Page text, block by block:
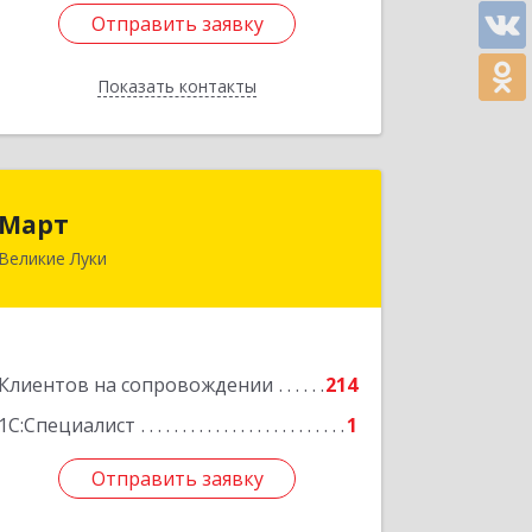
Отправить заявку
Показать контакты
Отправить заявку
Назад
Март
Великие Луки
Клиентов на сопровождении
214
1С:Специалист
1
Отправить заявку
182113, Псковская обл, Великие Луки
Отправить заявку